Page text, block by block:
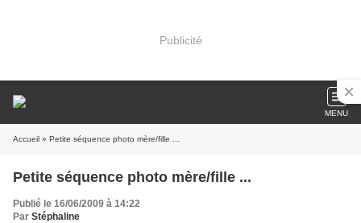
Publicité
MENU
Accueil » Petite séquence photo mère/fille ...
Petite séquence photo mère/fille ...
Publié le 16/06/2009 à 14:22
Par Stéphaline